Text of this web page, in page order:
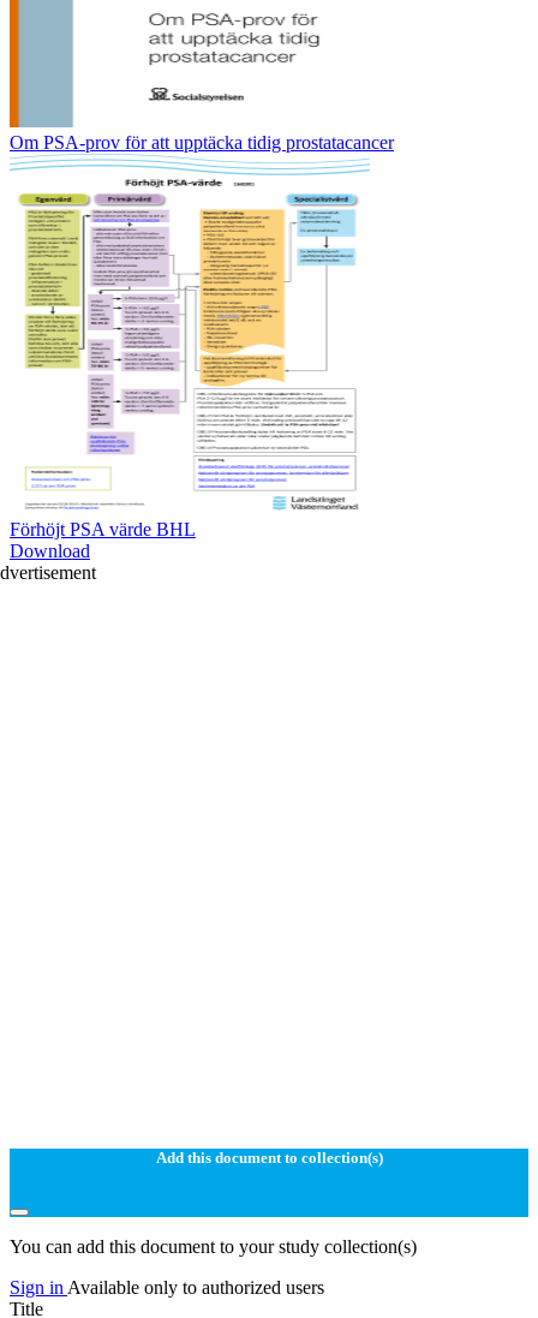
Om PSA-prov för att upptäcka tidig prostatacancer
Förhöjt PSA värde BHL
Download
Add this document to collection(s)
You can add this document to your study collection(s)
Sign in Available only to authorized users
Title